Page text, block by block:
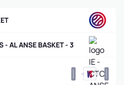
- AL ANSE BASKET - 3
0 0